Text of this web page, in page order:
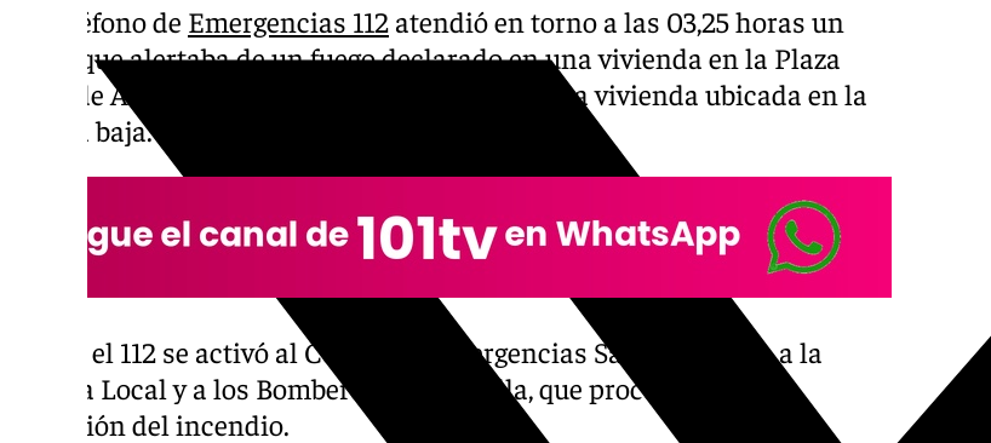
El Teléfono de Emergencias 112 atendió en torno a las 03,25 horas un
aviso que alertaba de un fuego declarado en una vivienda en la Plaza
Juan de Austria de la localidad marbellí, en una vivienda ubicada en la
planta baja.
Desde el 112 se activó al Centro de Emergencias Sanitarias 061, a la
Policía Local y a los Bomberos de Marbella, que procedieron a la
extinción del incendio.